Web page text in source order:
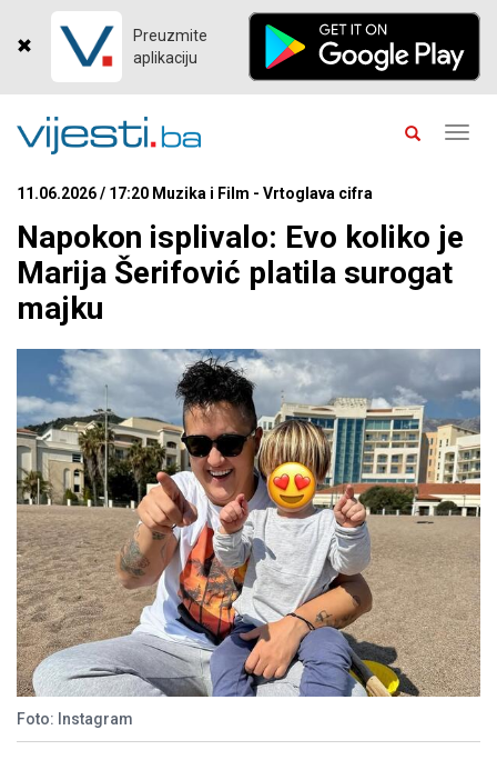
Preuzmite
aplikaciju
11.06.2026 / 17:20 Muzika i Film - Vrtoglava cifra
Napokon isplivalo: Evo koliko je
Marija Šerifović platila surogat
majku
Foto: Instagram